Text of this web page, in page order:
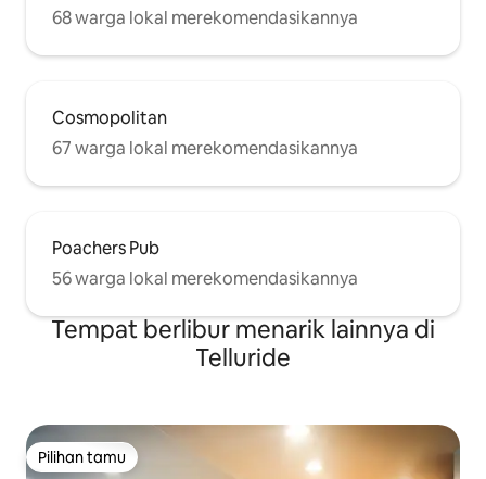
68 warga lokal merekomendasikannya
Cosmopolitan
67 warga lokal merekomendasikannya
Poachers Pub
56 warga lokal merekomendasikannya
Tempat berlibur menarik lainnya di
Telluride
Pilihan tamu
Pilihan tamu